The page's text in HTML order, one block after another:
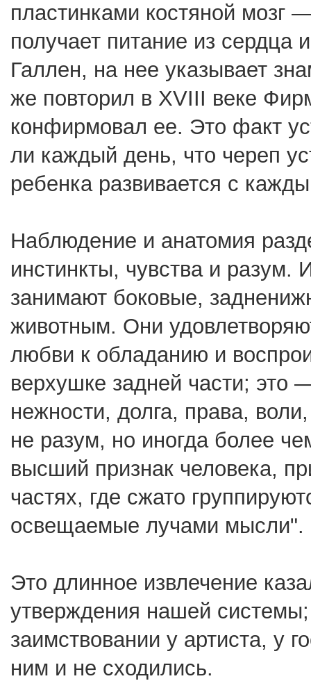
пластинками костяной мозг
получает питание из
Галлен, на нее указывает
же повторил в XVIII веке
конфирмовал ее. Это факт
ли каждый день, что череп
ребенка развивается с
Наблюдение и анатомия
инстинкты, чувства и разум.
занимают боковые,
животным. Они
любви к обладанию и
верхушке задней части; это
нежности, долга, права,
не разум, но иногда более
высший признак человека,
частях, где сжато
освещаемые лучами мысли".
Это длинное извлечение
утверждения нашей
заимствовании у артиста, у
ним и не сходились.